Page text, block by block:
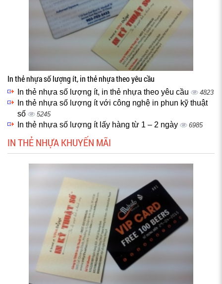
In thẻ nhựa số lượng ít, in thẻ nhựa theo yêu cầu
In thẻ nhựa số lượng ít, in thẻ nhựa theo yêu cầu 4823
In thẻ nhựa số lượng ít với công nghệ in phun kỹ thuật
số
5245
In thẻ nhựa số lượng ít lấy hàng từ 1 – 2 ngày 6985
IN THẺ NHỰA KHUYẾN MÃI